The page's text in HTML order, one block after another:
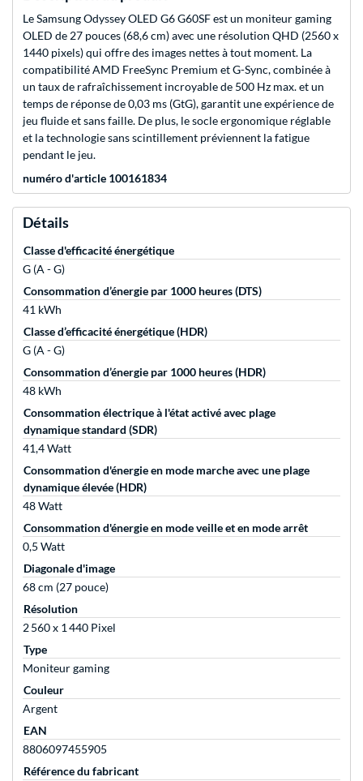
Le Samsung Odyssey OLED G6 G60SF est un moniteur gaming
OLED de 27 pouces (68,6 cm) avec une résolution QHD (2560 x
1440 pixels) qui offre des images nettes à tout moment. La
compatibilité AMD FreeSync Premium et G-Sync, combinée à
un taux de rafraîchissement incroyable de 500 Hz max. et un
temps de réponse de 0,03 ms (GtG), garantit une expérience de
jeu fluide et sans faille. De plus, le socle ergonomique réglable
et la technologie sans scintillement préviennent la fatigue
pendant le jeu.
numéro d'article 100161834
Détails
Classe d'efficacité énergétique
G (A - G)
Consommation d’énergie par 1000 heures (DTS)
41 kWh
Classe d’efficacité énergétique (HDR)
G (A - G)
Consommation d’énergie par 1000 heures (HDR)
48 kWh
Consommation électrique à l'état activé avec plage
dynamique standard (SDR)
41,4 Watt
Consommation d'énergie en mode marche avec une plage
dynamique élevée (HDR)
48 Watt
Consommation d'énergie en mode veille et en mode arrêt
0,5 Watt
Diagonale d'image
68 cm (27 pouce)
Résolution
2 560 x 1 440 Pixel
Type
Moniteur gaming
Couleur
Argent
EAN
8806097455905
Référence du fabricant